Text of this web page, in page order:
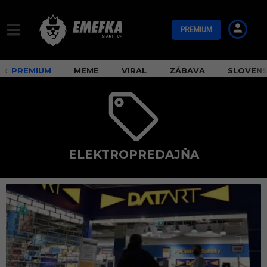
PREMIUM
PREMIUM MEME VIRAL ZÁBAVA
ELEKTROPREDAJŇA
e
l
e
k